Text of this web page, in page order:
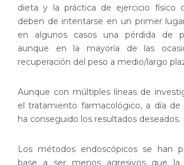
dieta y la práctica de ejercicio físico
deben de intentarse en un primer
en algunos casos una pérdida de
aunque en la mayoría de las
recuperación del peso a medio/largo
Aunque con múltiples líneas de
el tratamiento farmacológico, a día
ha conseguido los resultados deseados.
Los métodos endoscópicos se han
base a ser menos agresivos que